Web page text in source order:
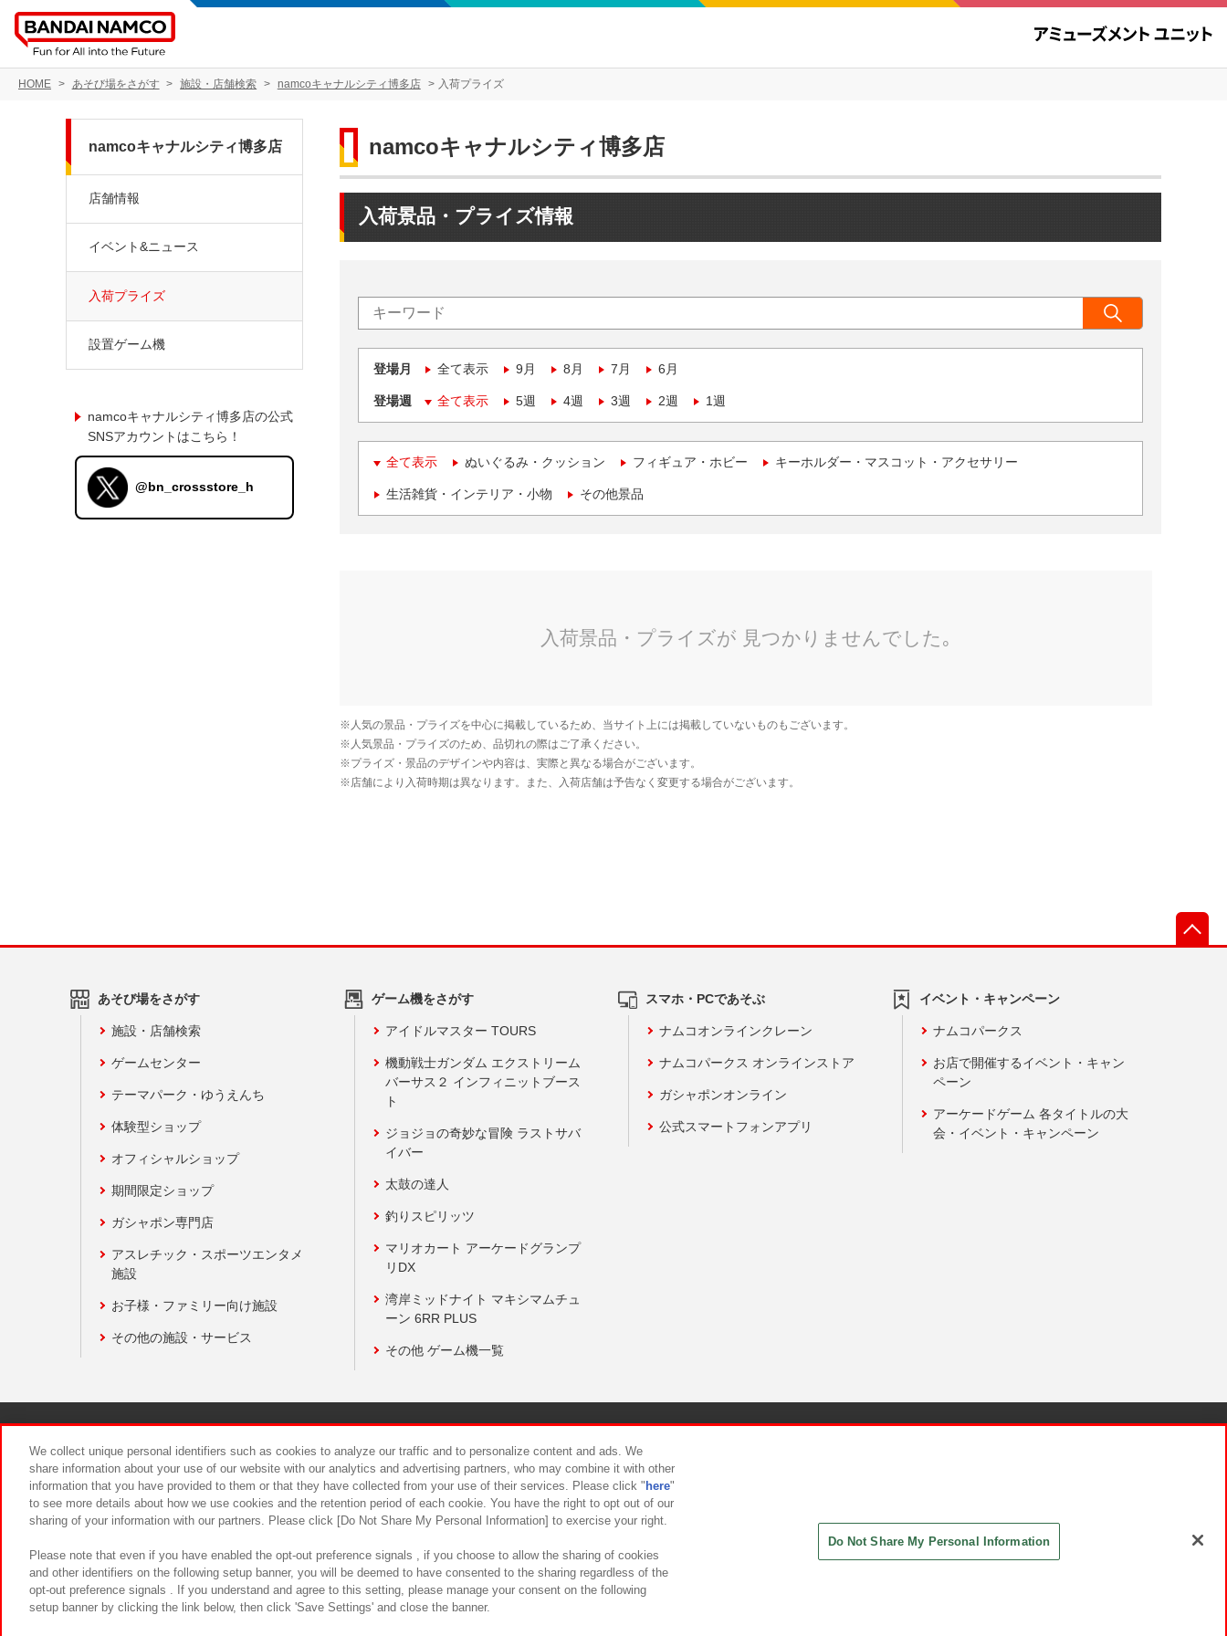
HOME あそび場をさがす 施設・店舗検索 namcoキャナルシティ博多店 入荷プライズ
namcoキャナルシティ博多店
入荷景品・プライズ情報
登場月 全て表示 9月 8月 7月 6月
登場週 全て表示 5週 4週 3週 2週 1週
全て表示 ぬいぐるみ・クッション フィギュア・ホビー キーホルダー・マスコット・アクセサリー
生活雑貨・インテリア・小物 その他景品
namcoキャナルシティ博多店
店舗情報
イベント&ニュース
入荷プライズ
設置ゲーム機
namcoキャナルシティ博多店の公式
SNSアカウントはこちら！
@bn_crossstore_h
あそび場をさがす
施設・店舗検索
ゲームセンター
テーマパーク・ゆうえんち
体験型ショップ
オフィシャルショップ
期間限定ショップ
ガシャポン専門店
アスレチック・スポーツエンタメ
施設
お子様・ファミリー向け施設
その他の施設・サービス
ゲーム機をさがす
アイドルマスター TOURS
機動戦士ガンダム エクストリーム
バーサス２ インフィニットブース
ト
ジョジョの奇妙な冒険 ラストサバ
イバー
太鼓の達人
釣りスピリッツ
マリオカート アーケードグランプ
リDX
湾岸ミッドナイト マキシマムチュ
ーン 6RR PLUS
その他 ゲーム機一覧
スマホ・PCであそぶ
ナムコオンラインクレーン
ナムコパークス オンラインストア
ガシャポンオンライン
公式スマートフォンアプリ
イベント・キャンペーン
ナムコパークス
お店で開催するイベント・キャン
ペーン
アーケードゲーム 各タイトルの大
会・イベント・キャンペーン
食品のご提供について カスタマーハラスメント対応方針
We collect unique personal identifiers such as cookies to analyze our traffic and to personalize content and ads. We
share information about your use of our website with our analytics and advertising partners, who may combine it with other
information that you have provided to them or that they have collected from your use of their services. Please click " here"
to see more details about how we use cookies and the retention period of each cookie. You have the right to opt out of our
sharing of your information with our partners. Please click [Do Not Share My Personal Information] to exercise your right.
Please note that even if you have enabled the opt-out preference signals , if you choose to allow the sharing of cookies
and other identifiers on the following setup banner, you will be deemed to have consented to the sharing regardless of the
opt-out preference signals . If you understand and agree to this setting, please manage your consent on the following
setup banner by clicking the link below, then click 'Save Settings' and close the banner.
Do Not Share My Personal Information